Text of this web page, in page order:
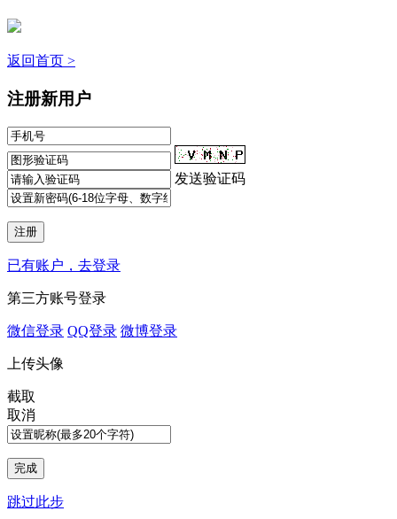
返回首页 >
注册新用户
发送验证码
已有账户，去登录
第三方账号登录
微信登录 QQ登录 微博登录
上传头像
截取
取消
跳过此步